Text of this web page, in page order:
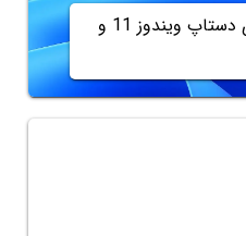
مخفی شدن آیکون‌های دستاپ ویندوز 11 و